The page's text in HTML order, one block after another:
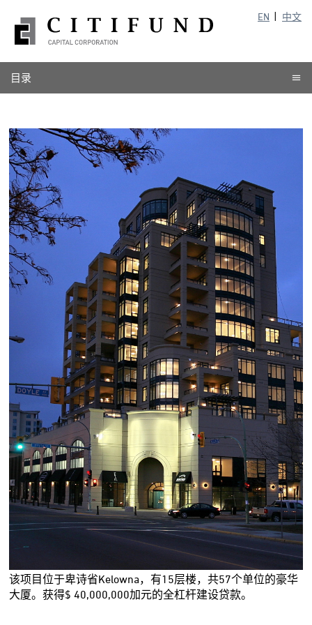
EN 中文
目录
该项目位于卑诗省Kelowna，有15层楼，共57个单位的豪华
大厦。获得$ 40,000,000加元的全杠杆建设贷款。